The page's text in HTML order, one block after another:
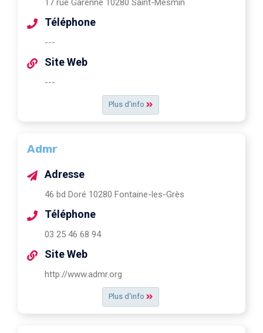
Plus d'info
17 rue Garenne 10280 Saint-Mesmin
Téléphone
---
Site Web
---
Admr
Plus d'info
Adresse
46 bd Doré 10280 Fontaine-les-Grès
Téléphone
03 25 46 68 94
Site Web
http://www.admr.org